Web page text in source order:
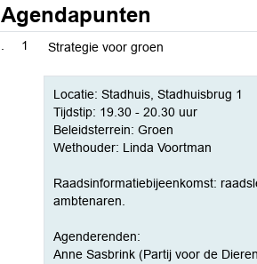
Agendapunten
1 Strategie voor groen
Locatie: Stadhuis, Stadhuisbrug 1
Tijdstip: 19.30 - 20.30 uur
Beleidsterrein: Groen
Wethouder: Linda Voortman
Raadsinformatiebijeenkomst:
ambtenaren.
Agenderenden:
Anne Sasbrink (Partij voor de